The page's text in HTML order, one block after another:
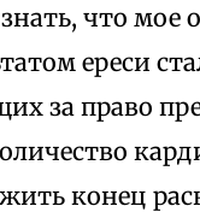
что мое
ереси
за право
конец